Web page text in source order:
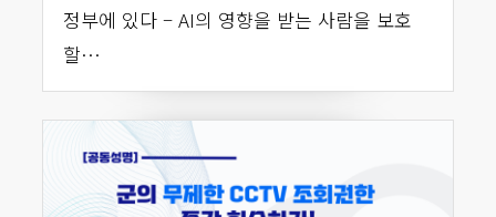
정부에 있다 – AI의 영향을 받는 사람을 보호
할…